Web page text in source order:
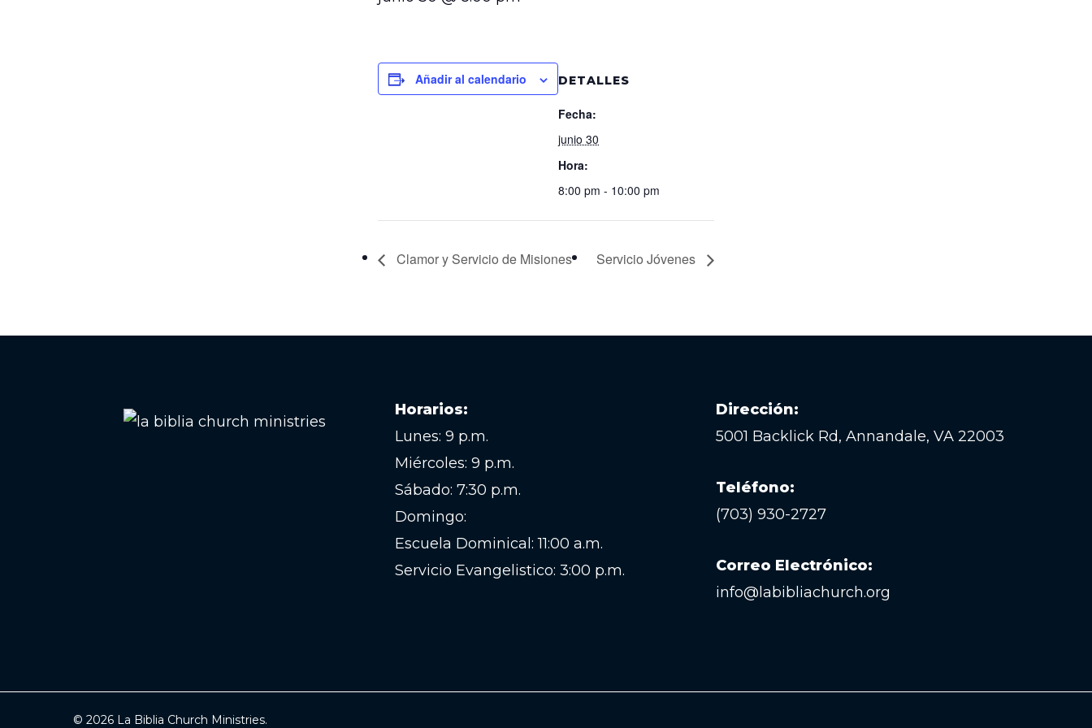
Añadir al calendario DETALLES
Fecha:
junio 30
Hora:
8:00 pm - 10:00 pm
Clamor y Servicio de Misiones Servicio Jóvenes
Horarios:
Lunes: 9 p.m.
Miércoles: 9 p.m.
Sábado: 7:30 p.m.
Domingo:
Escuela Dominical: 11:00 a.m.
Servicio Evangelistico: 3:00 p.m.
Dirección:
5001 Backlick Rd, Annandale, VA 22003
Teléfono:
(703) 930-2727
Correo Electrónico:
info@labibliachurch.org
© 2026 La Biblia Church Ministries.